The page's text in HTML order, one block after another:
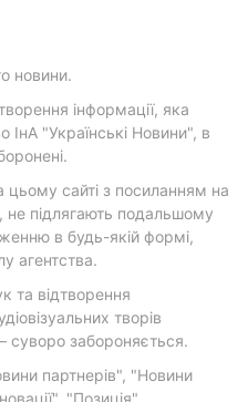
новини.
інформації, яка
ІнА "Українські Новини", в
цьому сайті з посиланням на
не підлягають подальшому
в будь-якій формі,
агентства.
та відтворення
творів
забороняється.
партнерів", "Новини
"Позиція",